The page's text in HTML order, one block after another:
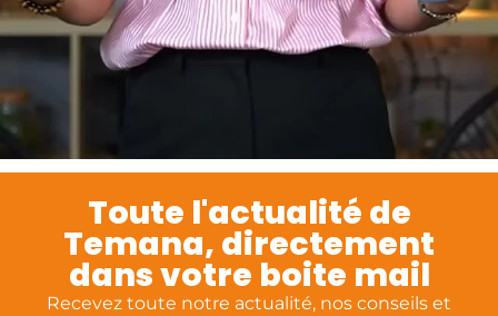
Toute l'actualité de
Temana, directement
dans votre boite mail
Recevez toute notre actualité, nos conseils et